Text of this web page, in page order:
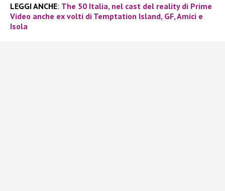
LEGGI ANCHE: The 50 Italia, nel cast del reality di Prime
Video anche ex volti di Temptation Island, GF, Amici e
Isola